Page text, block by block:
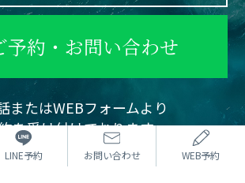
LINE予約 お問い合わせ WEB予約
予約・お問い合わせ
またはWEBフォームより
を受け付けております。
ンセリングは無料です。
お気軽にご相談ください。